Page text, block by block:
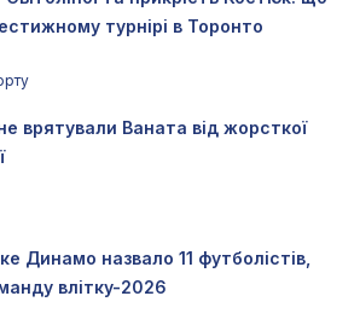
турнірі в Торонто
врятували Ваната від жорсткої
Динамо назвало 11 футболістів,
влітку-2026